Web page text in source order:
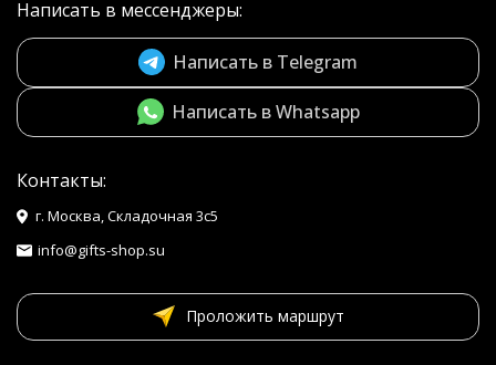
Написать в мессенджеры:
Написать в Telegram
Написать в Whatsapp
Контакты:
г. Москва, Складочная 3с5
info@gifts-shop.su
Проложить маршрут